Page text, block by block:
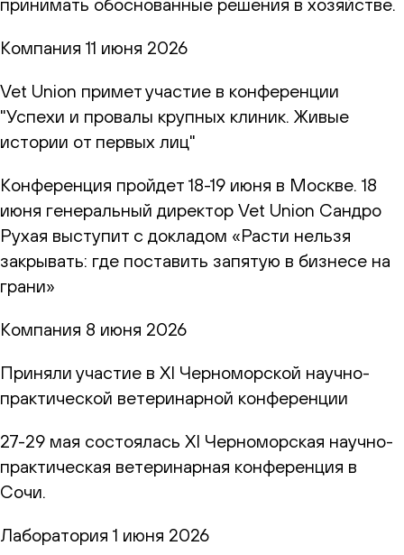
Компания 11 июня 2026
Vet Union примет участие в конференции
"Успехи и провалы крупных клиник. Живые
истории от первых лиц"
Конференция пройдет 18-19 июня в Москве. 18
июня генеральный директор Vet Union Сандро
Рухая выступит с докладом «Расти нельзя
закрывать: где поставить запятую в бизнесе на
грани»
Компания 8 июня 2026
Приняли участие в XI Черноморской научно-
практической ветеринарной конференции
27-29 мая состоялась XI Черноморская научно-
практическая ветеринарная конференция в
Сочи.
Лаборатория 1 июня 2026